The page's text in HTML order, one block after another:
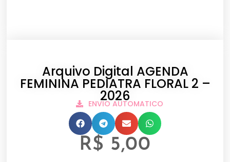
Arquivo Digital AGENDA
FEMININA PEDIATRA FLORAL 2 –
2026
ENVIO AUTOMATICO
R$ 5,00